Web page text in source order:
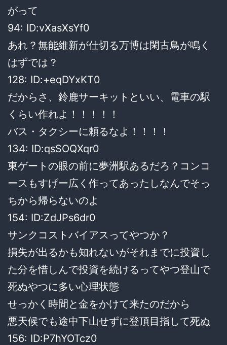
がって
94: ID:vXasXsYf0
あれ？無能維新が仕切る万博は閑古鳥が鳴く
はずでは？
128: ID:+eqDYxKT0
だからさ、鈴鹿サーキットといい、電車の駅
くらい作れよ！！！！！
バス・タクシーに頼るなよ！！！！
134: ID:qsSOQXqr0
東ゲートの眼の前に夢洲駅あるだろ？コンコ
ースもすげー広く作ってあったしなんでそっ
ちから帰らないのよ
154: ID:ZdJPs6dr0
サンクコストバイアスってやつか？
損失が出るかも知れないがそれまでに投資し
た分を惜しんで投資を続けるってやつ登山で
死ぬやつに多い心理状態
せっかく時間と金をかけて来たのだから
悪天候でも途中下山せずに登頂目指して死ぬ
156: ID:P7hYOTcz0